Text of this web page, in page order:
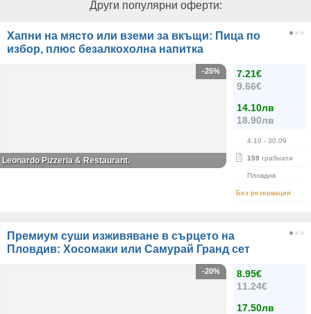
Други популярни оферти:
Хапни на място или вземи за вкъщи: Пица по
избор, плюс безалкохолна напитка
7.21€
9.66€
14.10лв
18.90лв
4.10 - 30.09
159 грабнати
Пловдив
Без резервация
-25%
Leonardo Pizzeria & Restaurant.
Премиум суши изживяване в сърцето на
Пловдив: Хосомаки или Самурай Гранд сет
8.95€
11.24€
17.50лв
-20%